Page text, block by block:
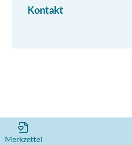
Kontakt
Merkzettel